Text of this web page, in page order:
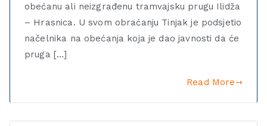
obećanu ali neizgrađenu tramvajsku prugu Ilidža
– Hrasnica. U svom obraćanju Tinjak je podsjetio
načelnika na obećanja koja je dao javnosti da će
pruga […]
Read More